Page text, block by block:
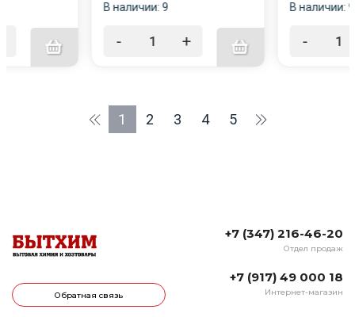
В наличии: 9
- +
В наличии: 9
-
1 2 3 4 5
Обратная связь
+7 (347) 216-46-20
Отдел продаж
+7 (917) 49 000 18
Интернет-магазин